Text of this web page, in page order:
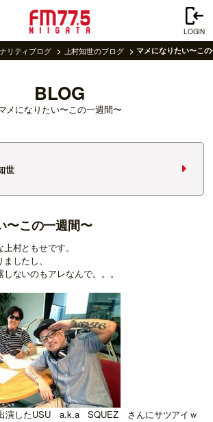
LOGIN
リティブログ 上村知世のブログ マメになりたい〜こ
BLOG
メになりたい〜この一週間〜
世
〜この一週間〜
村ともせです。
したし、
ないのもアレなんで。。。
演したUSU a.k.a SQUEZ さんにサツアイｗ